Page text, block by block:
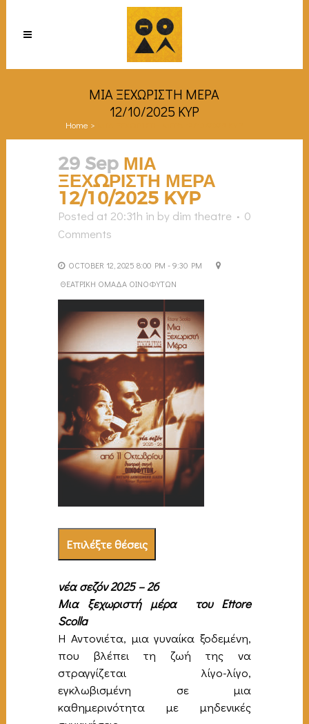
ΜΙΑ ΞΕΧΩΡΙΣΤΗ ΜΕΡΑ
12/10/2025 KYP
Home >
29 Sep ΜΙΑ
ΞΕΧΩΡΙΣΤΗ ΜΕΡΑ
12/10/2025 KYP
Posted at 20:31h in by dim theatre
0
Comments
OCTOBER 12, 2025 8:00 PM - 9:30 PM
ΘΕΑΤΡΙΚΗ ΟΜΑΔΑ ΟΙΝΟΦΥΤΩΝ
Επιλέξτε θέσεις
νέα σεζόν 2025 – 26
Μια ξεχωριστή μέρα
του Ettore
Scolla
Η Αντονιέτα, μια γυναίκα ξοδεμένη,
που βλέπει τη ζωή της να
στραγγίζεται λίγο-λίγο,
εγκλωβισμένη σε μια
καθημερινότητα με μηδενικές